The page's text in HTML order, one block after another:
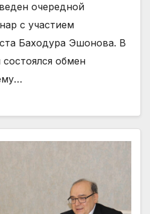
очередной
с участием
Баходура Эшонова. В
обмен